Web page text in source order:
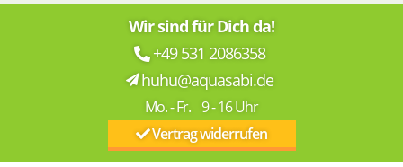
Wir sind für Dich da!
+49 531 2086358
huhu@aquasabi.de
Mo. - Fr. 9 - 16 Uhr
Vertrag widerrufen